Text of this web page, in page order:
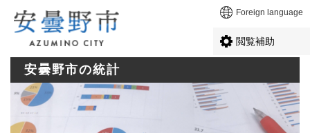
メニューを飛ばして本文へ Foreign language
閲覧補助
安曇野市の統計